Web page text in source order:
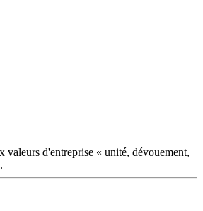
valeurs d'entreprise « unité, dévouement,